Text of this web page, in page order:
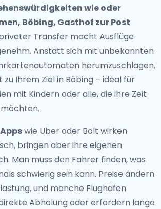
wie oder
Böbing, Gasthof zur Post
Transfer macht Ausflüge
Anstatt sich mit unbekannten
herumzuschlagen,
zu Ihrem Ziel in Böbing – ideal für
mit Kindern oder alle, die ihre Zeit
wie Uber oder Bolt wirken
bringen aber ihre eigenen
Man muss den Fahrer finden, was
schwierig sein kann. Preise ändern
und manche Flughäfen
Abholung oder erfordern lange